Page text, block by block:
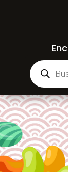
Búsqueda
de